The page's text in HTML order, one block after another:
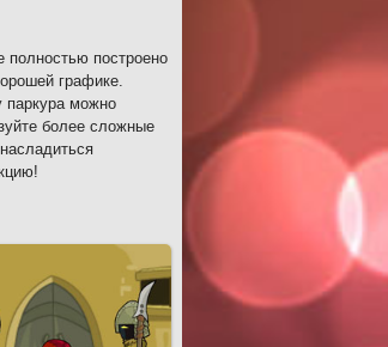
полностью построено
графике.
паркура можно
более сложные